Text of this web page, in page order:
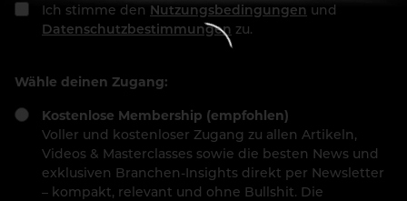
Ich stimme den Nutzungsbedingungen und
Datenschutzbestimmungen zu.
Wähle deinen Zugang:
Kostenlose Membership (empfohlen)
Voller und kostenloser Zugang zu allen Artikeln,
Videos & Masterclasses sowie die besten News und
exklusiven Branchen-Insights direkt per Newsletter
– kompakt, relevant und ohne Bullshit. Die